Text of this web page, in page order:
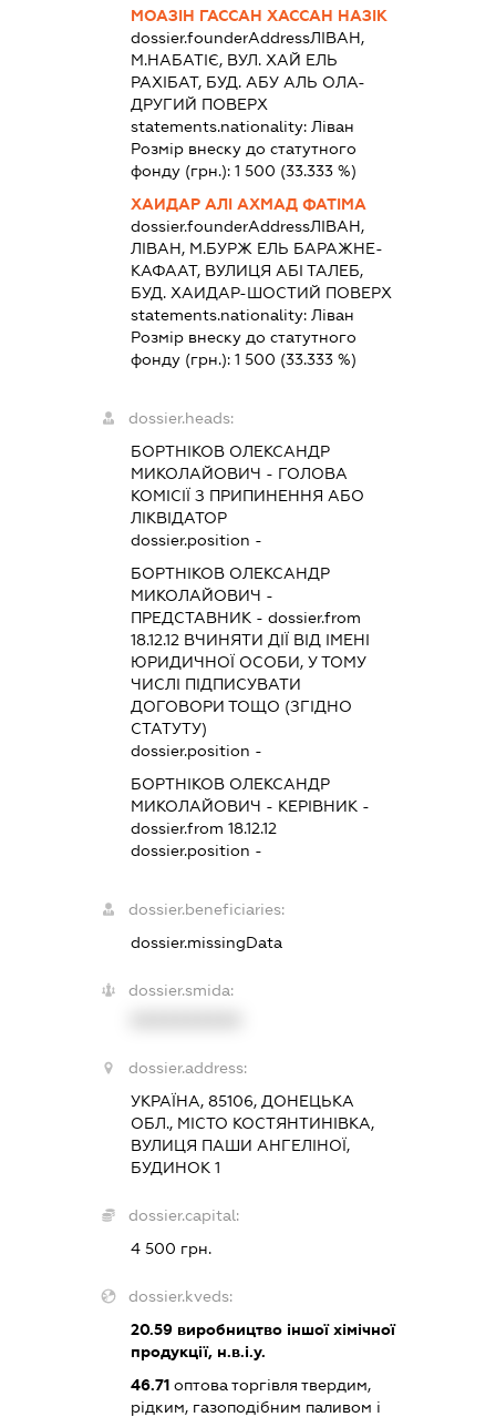
МОАЗІН ГАССАН ХАССАН НАЗІК
dossier.founderAddressЛІВАН,
М.НАБАТІЄ, ВУЛ. ХАЙ ЕЛЬ
РАХІБАТ, БУД. АБУ АЛЬ ОЛА-
ДРУГИЙ ПОВЕРХ
statements.nationality: Ліван
Розмір внеску до статутного
фонду (грн.): 1 500 (33.333 %)
ХАИДАР АЛІ АХМАД ФАТІМА
dossier.founderAddressЛІВАН,
ЛІВАН, М.БУРЖ ЕЛЬ БАРАЖНЕ-
КАФААТ, ВУЛИЦЯ АБІ ТАЛЕБ,
БУД. ХАИДАР-ШОСТИЙ ПОВЕРХ
statements.nationality: Ліван
Розмір внеску до статутного
фонду (грн.): 1 500 (33.333 %)
dossier.heads:
БОРТНІКОВ ОЛЕКСАНДР
МИКОЛАЙОВИЧ - ГОЛОВА
КОМІСІЇ З ПРИПИНЕННЯ АБО
ЛІКВІДАТОР
dossier.position -
БОРТНІКОВ ОЛЕКСАНДР
МИКОЛАЙОВИЧ -
ПРЕДСТАВНИК - dossier.from
18.12.12 ВЧИНЯТИ ДІЇ ВІД ІМЕНІ
ЮРИДИЧНОЇ ОСОБИ, У ТОМУ
ЧИСЛІ ПІДПИСУВАТИ
ДОГОВОРИ ТОЩО (ЗГІДНО
СТАТУТУ)
dossier.position -
БОРТНІКОВ ОЛЕКСАНДР
МИКОЛАЙОВИЧ - КЕРІВНИК -
dossier.from 18.12.12
dossier.position -
dossier.beneficiaries:
dossier.missingData
dossier.smida:
dossier.address:
УКРАЇНА, 85106, ДОНЕЦЬКА
ОБЛ., МІСТО КОСТЯНТИНІВКА,
ВУЛИЦЯ ПАШИ АНГЕЛІНОЇ,
БУДИНОК 1
dossier.capital:
4 500 грн.
dossier.kveds:
20.59виробництво іншої хімічної
продукції, н.в.і.у.
46.71оптова торгівля твердим,
рідким, газоподібним паливом і